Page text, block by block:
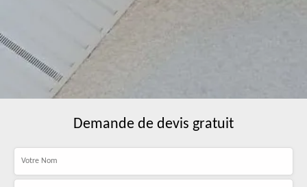
Demande de devis gratuit